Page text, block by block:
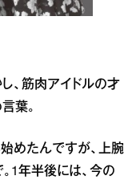
、筋肉アイドルの才
葉。
始めたんですが、上腕
1年半後には、今の